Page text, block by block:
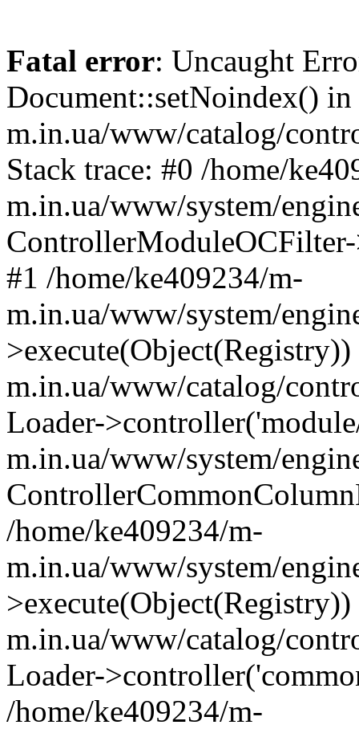
Fatal error: Uncaught
Document::setNoindex()
m.in.ua/www/catalog/
Stack trace: #0 /home/
m.in.ua/www/system/
#1 /home/ke409234/m-
m.in.ua/www/system/
m.in.ua/www/catalog/
Loader-
m.in.ua/www/system/
/home/ke409234/m-
m.in.ua/www/system/
m.in.ua/www/catalog/
Loader-
/home/ke409234/m-